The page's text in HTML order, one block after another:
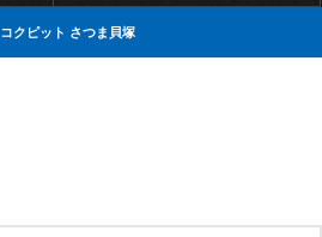
コクピット さつま貝塚